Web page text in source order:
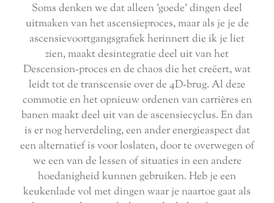
Soms denken we dat alleen 'goede' dingen deel
uitmaken van het ascensieproces, maar als je je de
ascensievoortgangsgrafiek herinnert die ik je liet
zien, maakt desintegratie deel uit van het
Descension-proces en de chaos die het creëert, wat
leidt tot de transcensie over de 4D-brug. Al deze
commotie en het opnieuw ordenen van carrières en
banen maakt deel uit van de ascensiecyclus. En dan
is er nog herverdeling, een ander energieaspect dat
een alternatief is voor loslaten, door te overwegen of
we een van de lessen of situaties in een andere
hoedanigheid kunnen gebruiken. Heb je een
keukenlade vol met dingen waar je naartoe gaat als